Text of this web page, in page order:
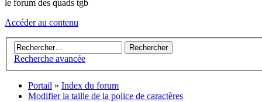
le forum des quads tgb
Accéder au contenu
Recherche avancée
Portail » Index du forum
Modifier la taille de la police de caractères